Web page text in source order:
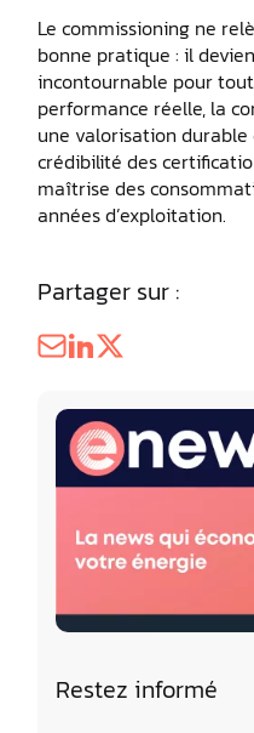
Le commissioning ne
bonne pratique : il
incontournable pour
performance réelle, la
une valorisation
crédibilité des
maîtrise des
années d’exploitation.
Partager sur :
Restez informé